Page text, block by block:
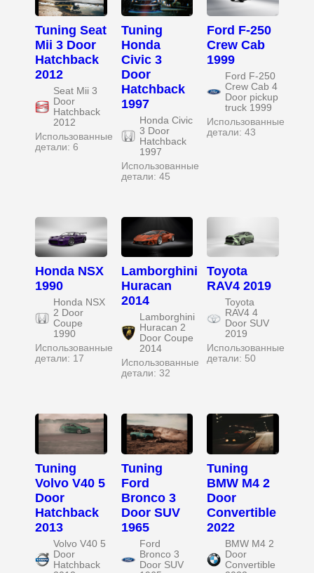
Tuning Seat
Mii 3 Door
Hatchback
2012
Seat Mii 3
Door
Hatchback
2012
Использованные
детали: 6
Tuning
Honda
Civic 3
Door
Hatchback
1997
Honda Civic
3 Door
Hatchback
1997
Использованные
детали: 45
Ford F-250
Crew Cab
1999
Ford F-250
Crew Cab 4
Door pickup
truck 1999
Использованные
детали: 43
Honda NSX
1990
Honda NSX
2 Door
Coupe
1990
Использованные
детали: 17
Lamborghini
Huracan
2014
Lamborghini
Huracan 2
Door Coupe
2014
Использованные
детали: 32
Toyota
RAV4 2019
Toyota
RAV4 4
Door SUV
2019
Использованные
детали: 50
Tuning
Volvo V40 5
Door
Hatchback
2013
Volvo V40 5
Door
Hatchback
Tuning
Ford
Bronco 3
Door SUV
1965
Ford
Bronco 3
Door SUV
Tuning
BMW M4 2
Door
Convertible
2022
BMW M4 2
Door
Convertible